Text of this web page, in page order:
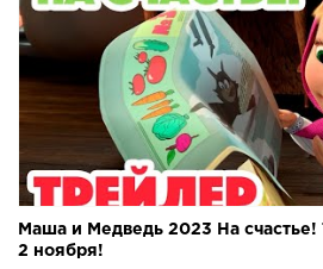
Маша и Медведь 2023 На счастье!
2 ноября!